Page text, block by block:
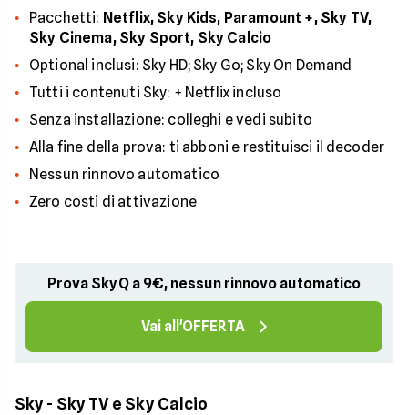
Pacchetti: Netflix, Sky Kids, Paramount +, Sky TV,
Sky Cinema, Sky Sport, Sky Calcio
Optional inclusi: Sky HD; Sky Go; Sky On Demand
Tutti i contenuti Sky: + Netflix incluso
Senza installazione: colleghi e vedi subito
Alla fine della prova: ti abboni e restituisci il decoder
Nessun rinnovo automatico
Zero costi di attivazione
Prova SkyQ a 9€, nessun rinnovo automatico
Vai all'OFFERTA
Sky - Sky TV e Sky Calcio